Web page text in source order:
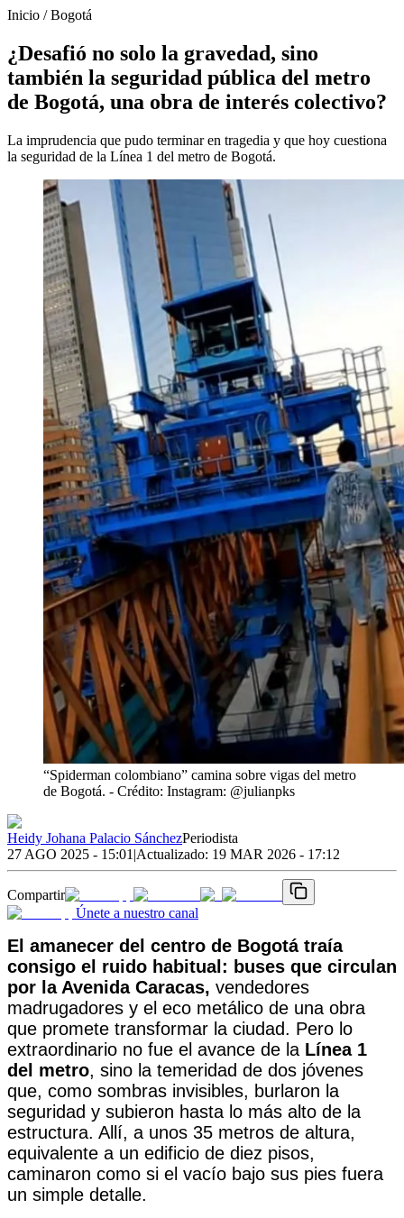
Inicio /Bogotá
¿Desafió no solo la gravedad, sino
también la seguridad pública del metro
de Bogotá, una obra de interés colectivo?
La imprudencia que pudo terminar en tragedia y que hoy cuestiona
la seguridad de la Línea 1 del metro de Bogotá.
“Spiderman colombiano” camina sobre vigas del metro
de Bogotá. - Crédito: Instagram: @julianpks
Heidy Johana Palacio SánchezPeriodista
27 AGO 2025 - 15:01 |Actualizado: 19 MAR 2026 - 17:12
Compartir
Únete a nuestro canal
El amanecer del centro de Bogotá traía
consigo el ruido habitual: buses que circulan
por la Avenida Caracas, vendedores
madrugadores y el eco metálico de una obra
que promete transformar la ciudad. Pero lo
extraordinario no fue el avance de la Línea 1
del metro, sino la temeridad de dos jóvenes
que, como sombras invisibles, burlaron la
seguridad y subieron hasta lo más alto de la
estructura. Allí, a unos 35 metros de altura,
equivalente a un edificio de diez pisos,
caminaron como si el vacío bajo sus pies fuera
un simple detalle.